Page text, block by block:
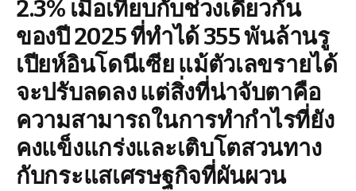
2.3% เมื่อเทียบกับช่วงเดียวกัน
ของปี 2025 ที่ทำได้ 355 พันล้านรู
เปียห์อินโดนีเซีย แม้ตัวเลขรายได้
จะปรับลดลง แต่สิ่งที่น่าจับตาคือ
ความสามารถในการทำกำไรที่ยัง
คงแข็งแกร่งและเติบโตสวนทาง
กับกระแสเศรษฐกิจที่ผันผวน